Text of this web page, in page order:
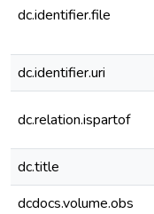
dc.identifier.file
dc.identifier.uri
dc.relation.ispartof
dc.title
dcdocs.volume.obs